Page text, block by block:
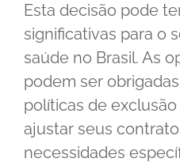
Esta decisão pode
significativas para o
saúde no Brasil. As
podem ser
políticas de
ajustar seus
necessidades